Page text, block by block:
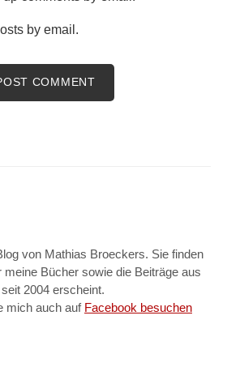
by email.
von Mathias Broeckers. Sie finden
meine Bücher sowie die Beiträge aus
2004 erscheint.
mich auch auf Facebook besuchen